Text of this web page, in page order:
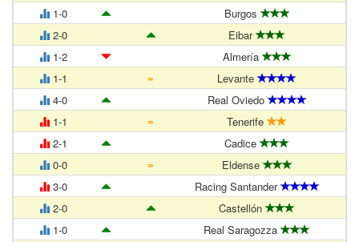
1-0
Burgos
2-0
Eibar
1-2
Almería
1-1
=
Levante
4-0
Real Oviedo
1-1
=
Tenerife
2-1
Cadice
0-0
=
Eldense
3-0
Racing Santander
2-0
Castellón
1-0
Real Saragozza